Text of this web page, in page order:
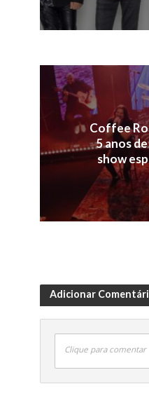
Coffee
5 anos
show
Adicionar
Clique para comentar